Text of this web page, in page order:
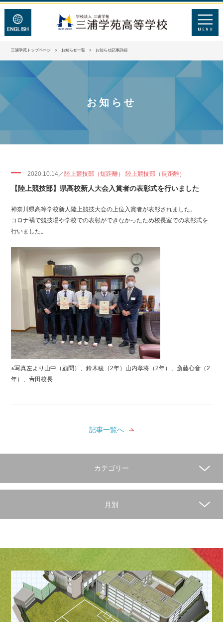
三浦学苑トップページ >お知らせ一覧 > お知らせ記事詳細
お知らせ
2020.10.14／陸上競技部（短距離） 陸上競技部（長距離）
【陸上競技部】県高校新人大会入賞者の表彰式を行いました
神奈川県高等学校新人陸上競技大会の上位入賞者が表彰されました。
コロナ禍で競技場や学校での表彰ができなかったため校長室での表彰式を
行いました。
※写真左より山中（顧問）、鈴木稜（2年）山内孝将（2年）、斎藤心音（2
年）、𠮷田校長
記事一覧へ
カテゴリー
月別